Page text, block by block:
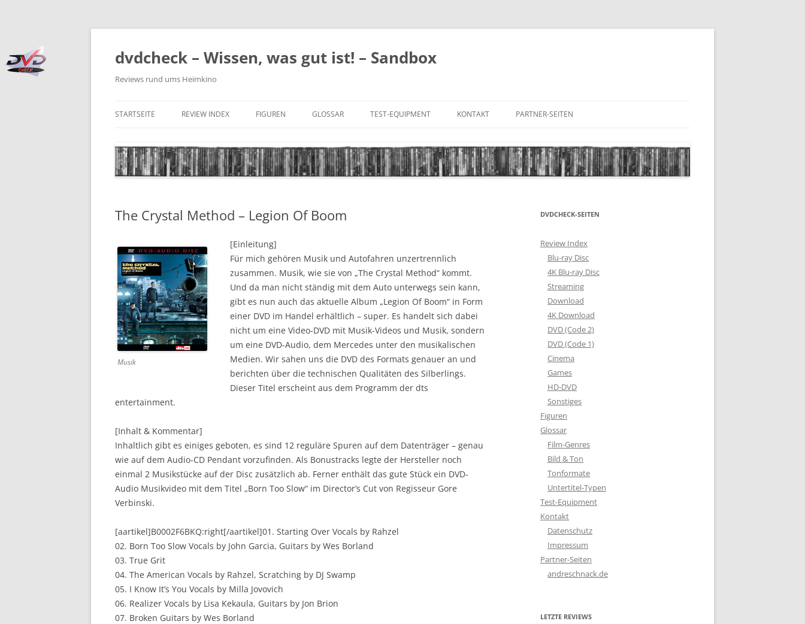
Zum
springen
dvdcheck – Wissen, was gut ist! – Sandbox
Reviews rund ums Heimkino
STARTSEITE REVIEW INDEX
4K BLU-RAY DISC
DOWNLOAD
DVD (CODE 2)
DVD (CODE 1)
CINEMA
GAMES
FIGUREN GLOSSAR
BILD & TON
UNTERTITEL-TYPEN
TEST-EQUIPMENT KONTAKT
IMPRESSUM
PARTNER-SEITEN
The Crystal Method – Legion Of Boom
Musik
[Einleitung]
Für mich gehören Musik und Autofahren unzertrennlich
zusammen. Musik, wie sie von „The Crystal Method“ kommt.
Und da man nicht ständig mit dem Auto unterwegs sein kann,
gibt es nun auch das aktuelle Album „Legion Of Boom“ in Form
einer DVD im Handel erhältlich – super. Es handelt sich dabei
nicht um eine Video-DVD mit Musik-Videos und Musik, sondern
um eine DVD-Audio, dem Mercedes unter den musikalischen
Medien. Wir sahen uns die DVD des Formats genauer an und
berichten über die technischen Qualitäten des Silberlings.
Dieser Titel erscheint aus dem Programm der dts
entertainment.
[Inhalt & Kommentar]
Inhaltlich gibt es einiges geboten, es sind 12 reguläre Spuren auf dem Datenträger – genau
wie auf dem Audio-CD Pendant vorzufinden. Als Bonustracks legte der Hersteller noch
einmal 2 Musikstücke auf der Disc zusätzlich ab. Ferner enthält das gute Stück ein DVD-
Audio Musikvideo mit dem Titel „Born Too Slow“ im Director’s Cut von Regisseur Gore
Verbinski.
[aartikel]B0002F6BKQ:right[/aartikel]01. Starting Over Vocals by Rahzel
02. Born Too Slow Vocals by John Garcia, Guitars by Wes Borland
03. True Grit
04. The American Vocals by Rahzel, Scratching by DJ Swamp
05. I Know It’s You Vocals by Milla Jovovich
06. Realizer Vocals by Lisa Kekaula, Guitars by Jon Brion
07. Broken Guitars by Wes Borland
DVDCHECK-SEITEN
Review Index
Blu-ray Disc
4K Blu-ray Disc
Streaming
Download
4K Download
DVD (Code 2)
DVD (Code 1)
Cinema
Games
HD-DVD
Sonstiges
Figuren
Glossar
Film-Genres
Bild & Ton
Tonformate
Untertitel-Typen
Test-Equipment
Kontakt
Datenschutz
Impressum
Partner-Seiten
andreschnack.de
LETZTE REVIEWS